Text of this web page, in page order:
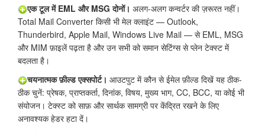
एक टूल में EML और MSG दोनों। अलग-अलग कन्वर्टर की ज़रूरत नहीं।
Total Mail Converter किसी भी मेल क्लाइंट — Outlook,
Thunderbird, Apple Mail, Windows Live Mail — से EML, MSG
और MIM फ़ाइलें पढ़ता है और उन सभी को समान सेटिंग्स से प्लेन टेक्स्ट में
बदलता है।
चयनात्मक फ़ील्ड एक्सपोर्ट। आउटपुट में कौन से ईमेल फ़ील्ड दिखें यह ठीक-
ठीक चुनें: प्रेषक, प्राप्तकर्ता, दिनांक, विषय, मुख्य भाग, CC, BCC, या कोई भी
संयोजन। टेक्स्ट को साफ़ और सार्थक सामग्री पर केंद्रित रखने के लिए
अनावश्यक हेडर हटा दें।